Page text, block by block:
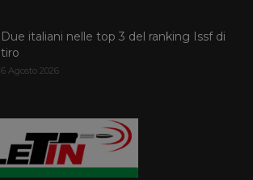
Due italiani nelle top 3 del ranking Issf di
tiro
6 Agosto 2026